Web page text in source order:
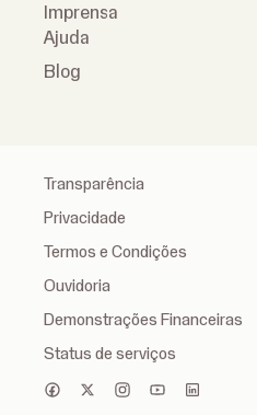
Imprensa
Ajuda
Blog
Transparência
Privacidade
Termos e Condições
Ouvidoria
Demonstrações Financeiras
Status de serviços